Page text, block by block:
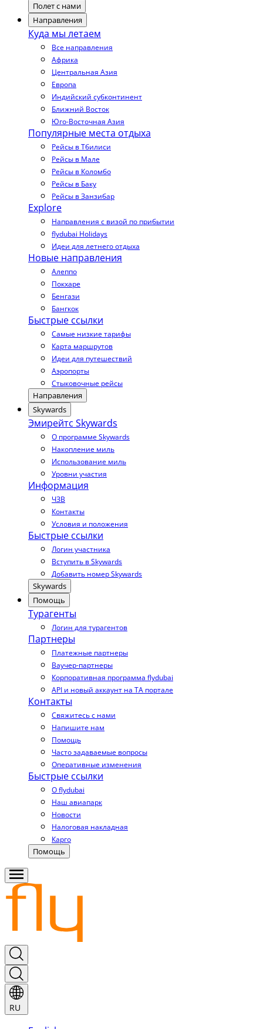
Полет с нами
Направления
Куда мы летаем
Все направления
Африка
Центральная Азия
Европа
Индийский субконтинент
Ближний Восток
Юго-Восточная Азия
Популярные места отдыха
Рейсы в Тбилиси
Рейсы в Мале
Рейсы в Коломбо
Рейсы в Баку
Рейсы в Занзибар
Explore
Направления с визой по прибытии
flydubai Holidays
Идеи для летнего отдыха
Новые направления
Алеппо
Покхаре
Бенгази
Бангкок
Быстрые ссылки
Самые низкие тарифы
Карта маршрутов
Идеи для путешествий
Аэропорты
Стыковочные рейсы
Направления
Skywards
Эмирейтс Skywards
О программе Skywards
Накопление миль
Использование миль
Уровни участия
Информация
ЧЗВ
Контакты
Условия и положения
Быстрые ссылки
Логин участника
Вступить в Skywards
Добавить номер Skywards
Skywards
Помощь
Турагенты
Логин для турагентов
Партнеры
Платежные партнеры
Ваучер-партнеры
Корпоративная программа flydubai
API и новый аккаунт на TA портале
Контакты
Свяжитесь с нами
Напишите нам
Помощь
Часто задаваемые вопросы
Оперативные изменения
Быстрые ссылки
О flydubai
Наш авиапарк
Новости
Налоговая накладная
Карго
Помощь
RU